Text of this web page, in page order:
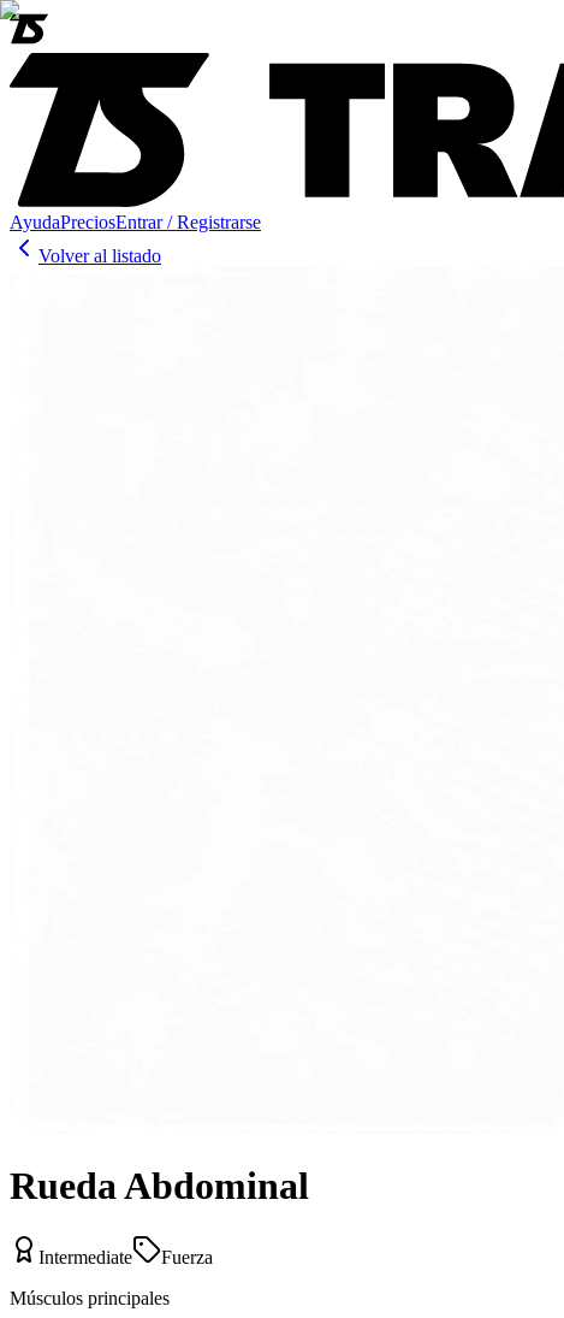
AyudaPreciosEntrar / Registrarse
Volver al listado
Rueda Abdominal
Intermediate
Fuerza
Músculos principales